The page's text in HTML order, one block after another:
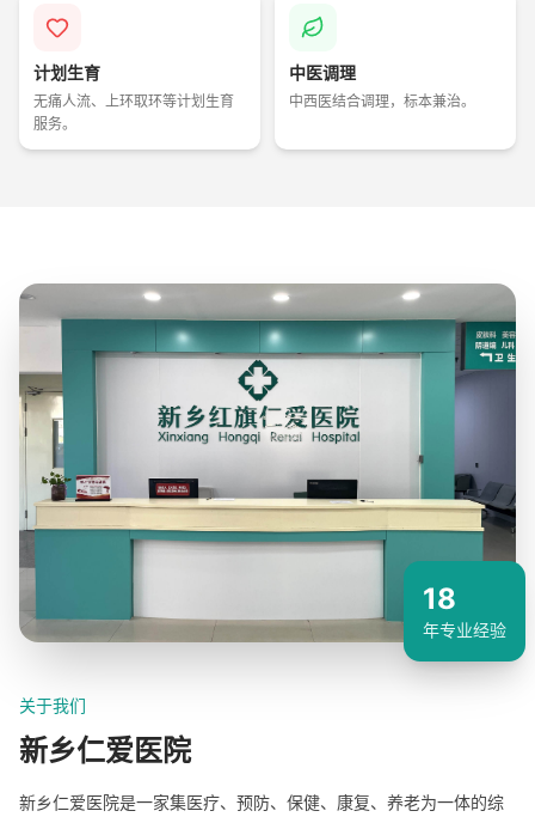
计划生育
无痛人流、上环取环等计划生育
服务。
中医调理
中西医结合调理，标本兼治。
18
年专业经验
关于我们
新乡仁爱医院
新乡仁爱医院是一家集医疗、预防、保健、康复、养老为一体的综